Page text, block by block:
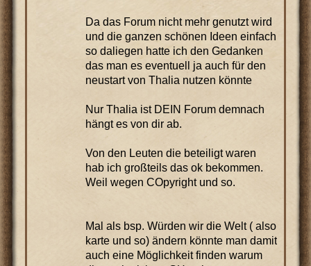
Da das Forum nicht mehr genutzt wird
und die ganzen schönen Ideen einfach
so daliegen hatte ich den Gedanken
das man es eventuell ja auch für den
neustart von Thalia nutzen könnte
Nur Thalia ist DEIN Forum demnach
hängt es von dir ab.
Von den Leuten die beteiligt waren
hab ich großteils das ok bekommen.
Weil wegen COpyright und so.
Mal als bsp. Würden wir die Welt ( also
karte und so) ändern könnte man damit
auch eine Möglichkeit finden warum